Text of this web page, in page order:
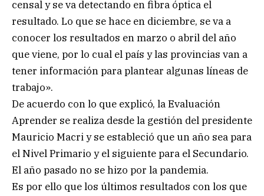
censal y se va detectando en fibra óptica el
resultado. Lo que se hace en diciembre, se va a
conocer los resultados en marzo o abril del año
que viene, por lo cual el país y las provincias van a
tener información para plantear algunas líneas de
trabajo».
De acuerdo con lo que explicó, la Evaluación
Aprender se realiza desde la gestión del presidente
Mauricio Macri y se estableció que un año sea para
el Nivel Primario y el siguiente para el Secundario.
El año pasado no se hizo por la pandemia.
Es por ello que los últimos resultados con los que